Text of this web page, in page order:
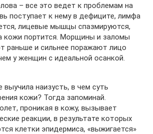
– все это ведет к проблемам на
поступает к нему в дефиците, лимфа
лицевые мышцы спазмируются,
кожи портится. Морщины и заломы
раньше и сильнее поражают лицо
у женщин с идеальной осанкой.
наизусть, в чем суть
кожи? Тогда запоминай.
проникая в кожу, вызывает
реакции, в результате которых
клетки эпидермиса, «выжигается»